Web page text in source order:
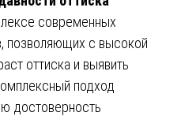
современных
позволяющих с высокой
оттиска и выявить
подход
достоверность